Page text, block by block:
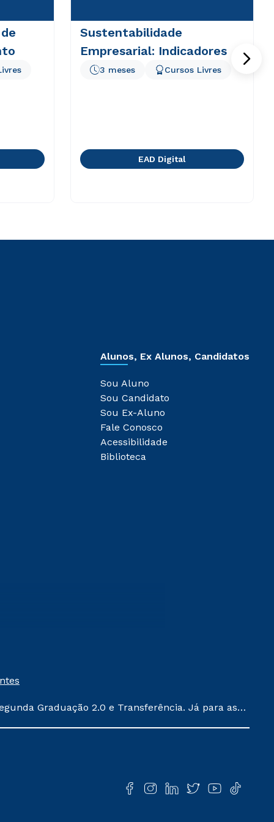
Sustentabilidade
Empresarial: Indicadores
3 meses Cursos Livres
EAD Digital
Alunos, Ex Alunos, Candidatos
Sou Aluno
Sou Candidato
Sou Ex-Aluno
Fale Conosco
Acessibilidade
Biblioteca
Graduação 2.0 e Transferência. Já para as